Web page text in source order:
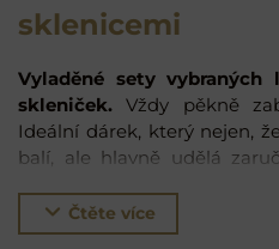
sklenicemi
Vyladěné sety
skleniček. Vždy pěkně
Ideální dárek, který nejen,
balí, ale hlavně udělá
balícího papíru. Stačí,
poznámce objednávky.
Čtěte více